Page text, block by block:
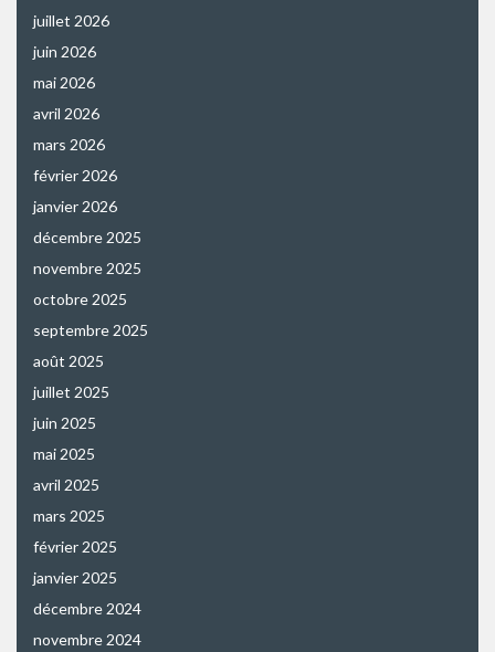
juillet 2026
juin 2026
mai 2026
avril 2026
mars 2026
février 2026
janvier 2026
décembre 2025
novembre 2025
octobre 2025
septembre 2025
août 2025
juillet 2025
juin 2025
mai 2025
avril 2025
mars 2025
février 2025
janvier 2025
décembre 2024
novembre 2024